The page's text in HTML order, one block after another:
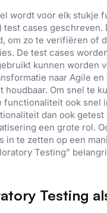
wordt voor elk stukje
test cases
om zo te verifiëren of
De test cases
kunnen worden
naar Agile
houdbaar. Om snel te
functionaliteit ook snel
dan ook
een grote rol.
in te zetten op een
Testing”
Testing